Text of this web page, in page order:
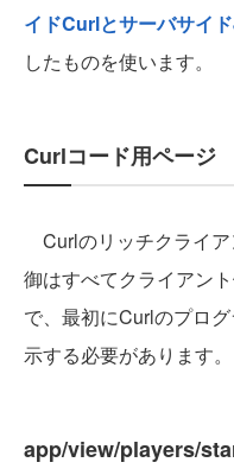
イドCurlとサーバサイ
したものを使います。
Curlコード用ページ
Curlのリッチクライ
御はすべてクライアン
で、最初にCurlのプロ
示する必要があります。
app/view/players/